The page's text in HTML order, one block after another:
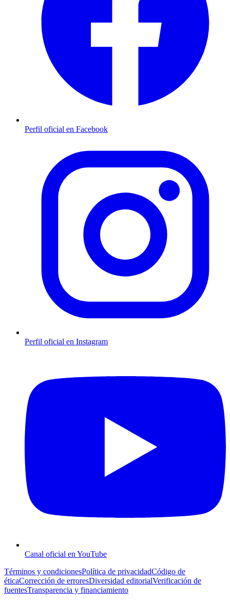
Perfil oficial en Facebook
Perfil oficial en Instagram
Canal oficial en YouTube
Términos y condicionesPolítica de privacidadCódigo de
éticaCorrección de erroresDiversidad editorialVerificación de
fuentesTransparencia y financiamiento